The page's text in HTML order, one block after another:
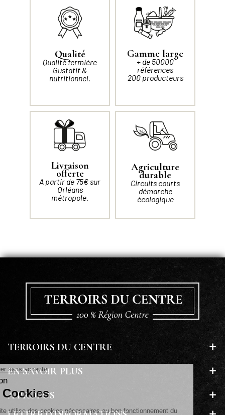
Qualité
Qualité fermière
Gustatif &
nutritionnel.
Gamme large
+ de 50000
références
200 producteurs
Livraison
offerte
A partir de 75€ sur
Orléans
métropole.
Agriculture
durable
Circuits courts
démarche
écologique
TERROIRS DU CENTRE
EN SAVOIR PLUS
A PROPOS